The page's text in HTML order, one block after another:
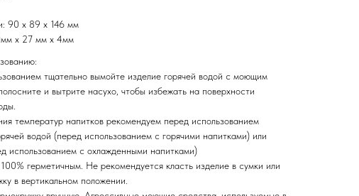
90 x 89 x 146 мм
х 27 мм х 4мм
тщательно вымойте изделие горячей водой с моющим
и вытрите насухо, чтобы избежать на поверхности
температур напитков рекомендуем перед использованием
водой (перед использованием с горячими напитками) или
использованием с охлажденными напитками)
герметичным. Не рекомендуется класть изделие в сумки или
в вертикальном положении.